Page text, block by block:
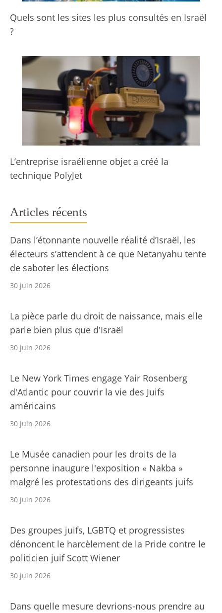
Quels sont les sites les plus consultés en Israël
?
L’entreprise israélienne objet a créé la
technique PolyJet
Articles récents
Dans l’étonnante nouvelle réalité d’Israël, les
électeurs s’attendent à ce que Netanyahu tente
de saboter les élections
30 juin 2026
La pièce parle du droit de naissance, mais elle
parle bien plus que d'Israël
30 juin 2026
Le New York Times engage Yair Rosenberg
d'Atlantic pour couvrir la vie des Juifs
américains
30 juin 2026
Le Musée canadien pour les droits de la
personne inaugure l'exposition « Nakba »
malgré les protestations des dirigeants juifs
30 juin 2026
Des groupes juifs, LGBTQ et progressistes
dénoncent le harcèlement de la Pride contre le
politicien juif Scott Wiener
30 juin 2026
Dans quelle mesure devrions-nous prendre au